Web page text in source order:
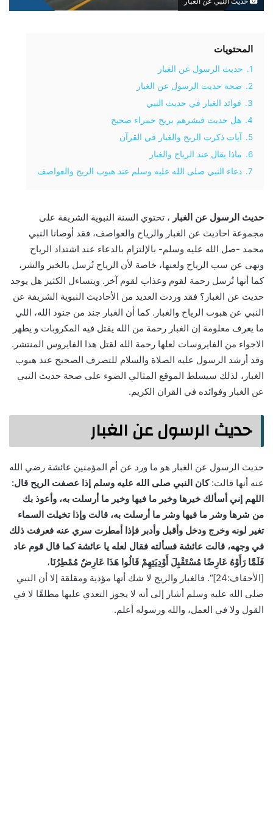
المحتويات
1.
حديث الرسول عن الغبار
2.
صحة حديث الرسول عن الغبار
3.
فوائد الغبار في حديث النبي
4.
هل حديث فبشرهم بريح حمراء صحيح
5.
آيات ذكرت الريح والغبار في القرآن
6.
ماذا يقال عند الرياح والغبار
7.
دعاء النبي صلى الله عليه وسلم عند هبوب الريح والعواصف
حديث الرسول عن الغبار ، تحتوي السنة النبوية الشريفة على
مجموعة احاديث عن الغبار والرياح والعواصف، فقد أوصانا النبي
محمد -صل الله عليه وسلم- بالإلتزام بالدعاء عند اشتداد الرياح
ونهى عن سب الرياح ولعنها، خاصة لأن الرياح تُرسل بالخير والشر،
كما أنها تُرسل رحمة لقوم وعذاب لقوم آخر. ويتساءل الكثير هل يوجد
حديث عن الغبار؟ فقد وردت العديد من الأحاديث النبوية الشريفة عن
النبي عن هبوب الرياح والغبار. كما أن الغبار جند من جنود الله، اللي
ما يعرف معلومة إن الغبار رحمة من الله يقتل فيه المكروبات و يطهر
اﻻجواء من الفايروسات لعلها رحمة الله لقتل هذا الفايروس المنتشر.
وقد أرشد الرسول عليه الصلاة والسلام للتصرف الصحيح عند هبوب
الغبار، لذلك سيسلط الموقع المثالي الضوء على صحة حديث النبي
عن الغبار وفوائده في القران الكريم.
حديث الرسول عن الغبار
حديث الرسول عن الغبار هو ما ورد عن أم المؤمنين عائشة رضي الله
عنه أنها قالت:كان النبي صلى الله عليه وسلم إذا عصفت الريح قال:
اللهم إني أسألك خيرها وخير ما فيها وخير ما أرسلت به، وأعوذ بك
من شرها وشر ما فيها وشر ما أرسلت به، قالت وإذا تخيلت السماء
تغير لونه وخرج ودخل وأقبل وأدبر فإذا أمطرت سري عنه فعرفت ذلك
في وجهه، قالت عائشة فسألته فقال لعله يا عائشة كما قال قوم عاد
فَلَمَّا رَأَوْهُ عَارِضًا مُسْتَقْبِلَ أَوْدِيَتِهِمْ قَالُوا هَذَا عَارِضٌ مُمْطِرُنَا،
[الأحقاف:24]“. فالغبار والريح لا شك أنها مؤذية ومقلقة إلا أن النبي
صلى الله عليه وسلم أشار إلى أنه لا يجوز التعدي عليها مطلقًا لا في
القول ولا في العمل، والله ورسوله أعلم.